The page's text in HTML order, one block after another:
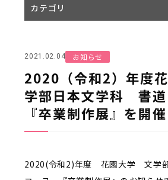
2021.02.04 お知らせ
2020（令和2）年度
学部日本文学科 書
『卒業制作展』を開
2020(令和2)年度 花園大学 文学
カテゴリ